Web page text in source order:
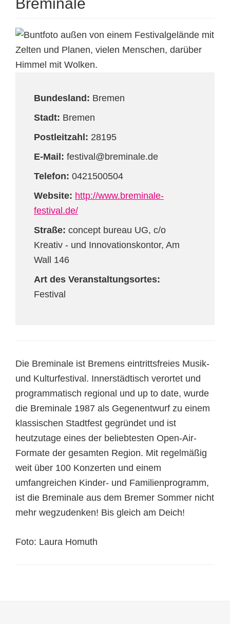
Bundesland: Bremen
Stadt: Bremen
Postleitzahl: 28195
E-Mail: festival@breminale.de
Telefon: 0421500504
Website: http://www.breminale-
festival.de/
Straße: concept bureau UG, c/o
Kreativ - und Innovationskontor, Am
Wall 146
Art des Veranstaltungsortes:
Festival
Die Breminale ist Bremens eintrittsfreies Musik-
und Kulturfestival. Innerstädtisch verortet und
programmatisch regional und up to date, wurde
die Breminale 1987 als Gegenentwurf zu einem
klassischen Stadtfest gegründet und ist
heutzutage eines der beliebtesten Open-Air-
Formate der gesamten Region. Mit regelmäßig
weit über 100 Konzerten und einem
umfangreichen Kinder- und Familienprogramm,
ist die Breminale aus dem Bremer Sommer nicht
mehr wegzudenken! Bis gleich am Deich!
Foto: Laura Homuth